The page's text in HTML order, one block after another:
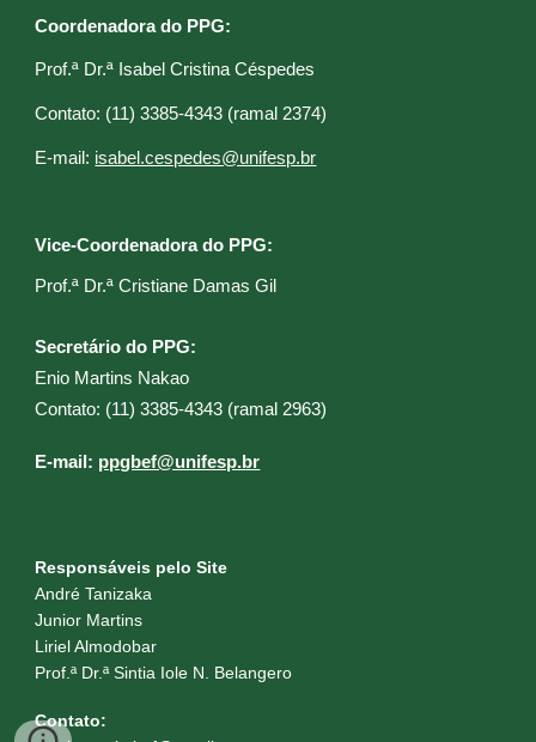
Coordenadora do PPG:
Prof.ª Dr.ª Isabel Cristina Céspedes
Contato: (11) 3385-4343 (ramal 2374)
E-mail: isabel.cespedes@unifesp.br
Vice-Coordenadora do PPG:
Prof.ª Dr.ª Cristiane Damas Gil​
Secretário do PPG:
Enio Martins Nakao
Contato: (11) 3385-4343 (ramal 2963)
E-mail: ppgbef@unifesp.br
Responsáveis pelo Site
André Tanizaka
Junior Martins
Liriel Almodobar
Prof.ª Dr.ª Sintia Iole N. Belangero
Contato: